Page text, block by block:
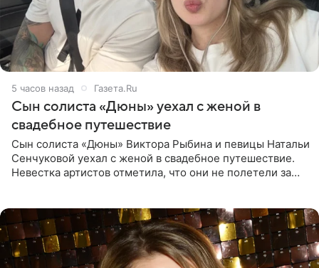
5 часов назад Газета.Ru
Сын солиста «Дюны» уехал с женой в
свадебное путешествие
Сын солиста «Дюны» Виктора Рыбина и певицы Натальи
Сенчуковой уехал с женой в свадебное путешествие.
Невестка артистов отметила, что они не полетели за